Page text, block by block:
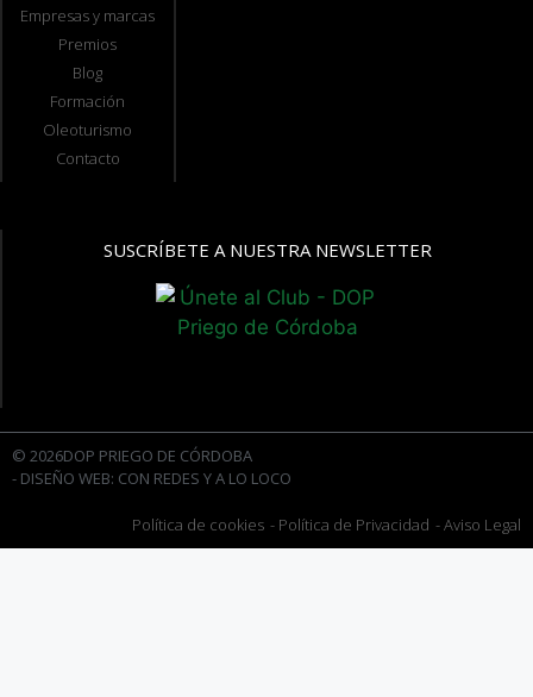
Empresas y marcas
Premios
Blog
Formación
Oleoturismo
Contacto
SUSCRÍBETE A NUESTRA NEWSLETTER
© 2026DOP PRIEGO DE CÓRDOBA
- DISEÑO WEB: CON REDES Y A LO LOCO
Política de cookies - Política de Privacidad - Aviso Legal